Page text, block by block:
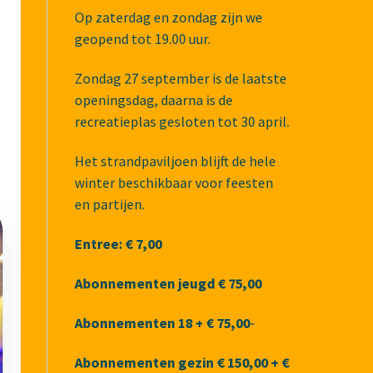
Op zaterdag en zondag zijn we
geopend tot 19.00 uur.
Zondag 27 september is de laatste
openingsdag, daarna is de
recreatieplas gesloten tot 30 april.
Het strandpaviljoen blijft de hele
winter beschikbaar voor feesten
en partijen.
Entree: € 7,00
Abonnementen jeugd € 75,00
Abonnementen 18 + € 75,00-
Abonnementen gezin € 150,00 + €